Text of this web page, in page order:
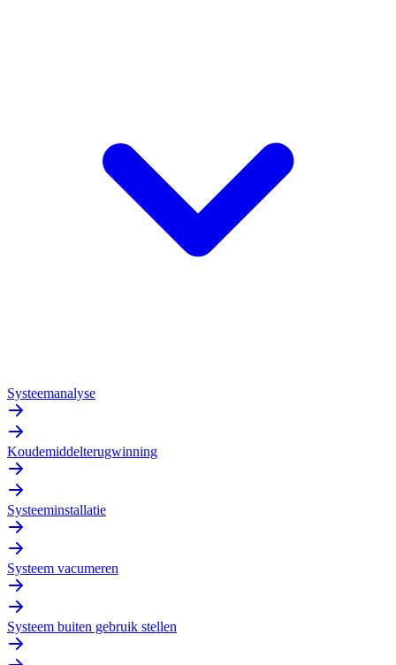
Systeemanalyse
Koudemiddelterugwinning
Systeeminstallatie
Systeem vacumeren
Systeem buiten gebruik stellen